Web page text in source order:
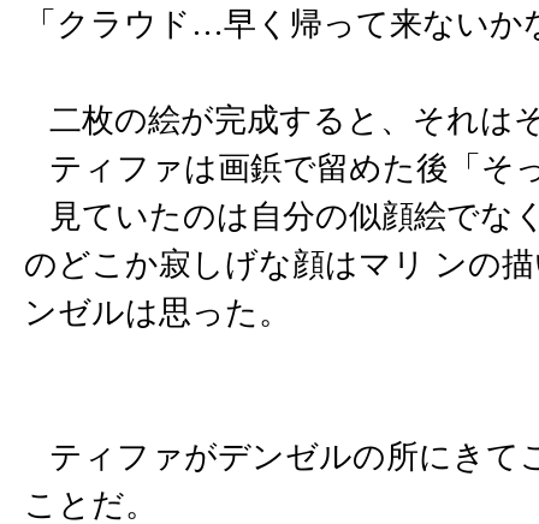
「クラウド…早く帰って来ない
二枚の絵が完成すると、それは
ティファは画鋲で留めた後「そ
見ていたのは自分の似顔絵でな
のどこか寂しげな顔はマリ ンの
ンゼルは思った。
ティファがデンゼルの所にきて
ことだ。